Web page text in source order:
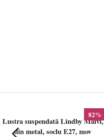
82%
Lustra suspendată Lindby Maivi,
din metal, soclu E27, mov